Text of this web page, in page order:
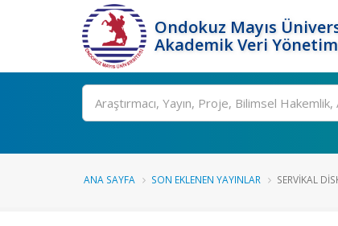
Ondokuz Mayıs
Akademik Veri
Ara
ANA SAYFA SON EKLENEN YAYINLAR SERVİKAL